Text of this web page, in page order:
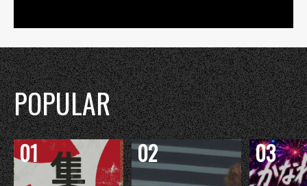
POPULAR